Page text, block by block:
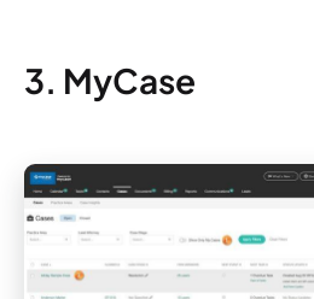
3. MyCase